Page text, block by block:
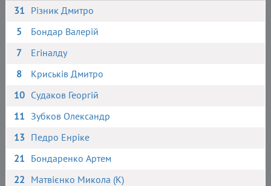
31 Різник Дмитро
5
Бондар Валерій
7
Егіналду
8
Криськів Дмитро
10 Судаков Георгій
11 Зубков Олександр
13 Педро Енріке
21 Бондаренко Артем
22 Матвієнко Микола (К)